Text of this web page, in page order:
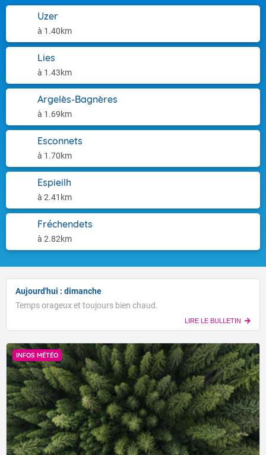
Uzer
à 1.40km
Lies
à 1.43km
Argelès-Bagnères
à 1.69km
Esconnets
à 1.70km
Espieilh
à 2.41km
Fréchendets
à 2.82km
Aujourd'hui : dimanche
Temps orageux et toujours bien chaud.
LIRE LE BULLETIN
INFOS MÉTÉO